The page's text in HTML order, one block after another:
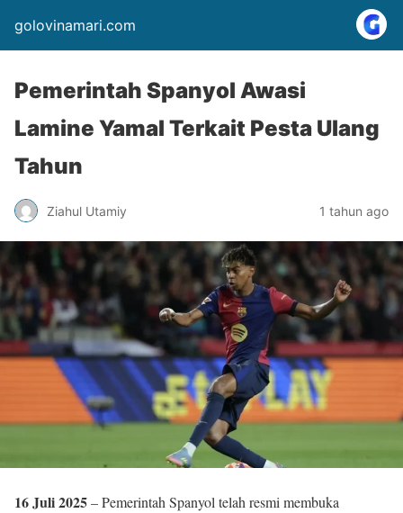
golovinamari.com
Pemerintah Spanyol Awasi
Lamine Yamal Terkait Pesta Ulang
Tahun
Ziahul Utamiy 1 tahun ago
16 Juli 2025– Pemerintah Spanyol telah resmi membuka